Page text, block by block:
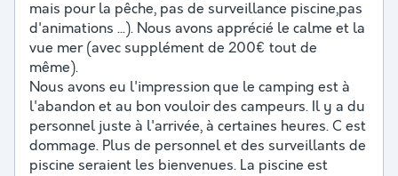
mais pour la pêche, pas de surveillance piscine,pas
d'animations ...). Nous avons apprécié le calme et la
vue mer (avec supplément de 200€ tout de
même).
Nous avons eu l'impression que le camping est à
l'abandon et au bon vouloir des campeurs. Il y a du
personnel juste à l'arrivée, à certaines heures. C est
dommage. Plus de personnel et des surveillants de
piscine seraient les bienvenues. La piscine est